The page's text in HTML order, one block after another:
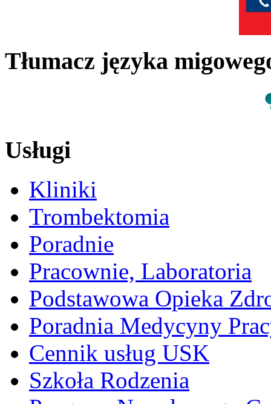
Tłumacz języka
Usługi
Kliniki
Trombektomia
Poradnie
Pracownie, Laboratoria
Podstawowa Opieka
Poradnia Medycyny
Cennik usług USK
Szkoła Rodzenia